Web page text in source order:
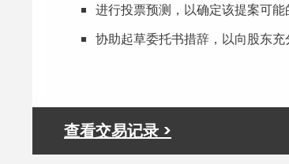
进行投票预测，以确定该提案可能
协助起草委托书措辞，以向股东充
查看交易记录 >